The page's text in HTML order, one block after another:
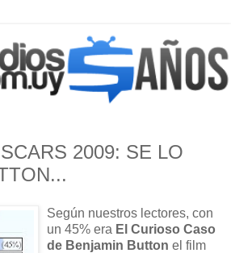
2009: SE LO
Según nuestros lectores, con
un 45% era El Curioso Caso
de Benjamin Button el film